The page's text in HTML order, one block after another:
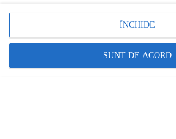
ÎNCHIDE
SUNT DE ACORD